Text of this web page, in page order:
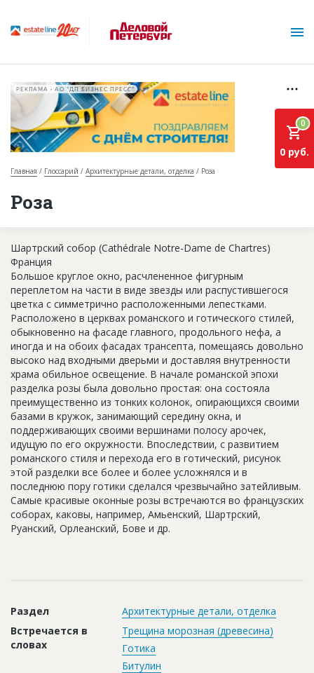
О проекте
База строящихся объектов
Инвестпроекты
Глоссарий
Новости
Платные услуги
Пресс-релизы
Правила работы
Контакты
Личный кабинет
РЕКЛАМА • АО "ДП БИЗНЕС ПРЕСС"
Главная Глоссарий Архитектурные детали, отделка Роза
Роза
0
0 руб.
Шартрский собор (Cathédrale Notre-Dame de Chartres)
Франция
Большое круглое окно, расчлененное фигурным
переплетом на части в виде звезды или распустившегося
цветка с симметрично расположенными лепестками.
Расположено в церквах романского и готического стилей,
обыкновенно на фасаде главного, продольного нефа, а
иногда и на обоих фасадах трансепта, помещаясь довольно
высоко над входными дверьми и доставляя внутренности
храма обильное освещение. В начале романской эпохи
разделка розы была довольно простая: она состояла
преимущественно из тонких колонок, опирающихся своими
базами в кружок, занимающий середину окна, и
поддерживающих своими вершинами полосу арочек,
идущую по его окружности. Впоследствии, с развитием
романского стиля и перехода его в готический, рисунок
этой разделки все более и более усложнялся и в
последнюю пору готики сделался чрезвычайно затейливым.
Самые красивые оконные розы встречаются во французских
соборах, каковы, например, Амьенский, Шартрский,
Руанский, Орлеанский, Бове и др.
Раздел
Архитектурные детали, отделка
Встречается в
словах
Трещина морозная (древесина)
Готика
Битулин